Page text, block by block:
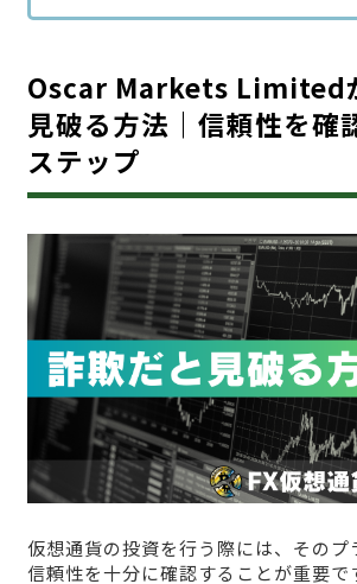
Oscar Markets Limited
見破る方法｜信頼性を確
ステップ
仮想通貨の投資を行う際には、そのプ
信頼性を十分に確認することが重要